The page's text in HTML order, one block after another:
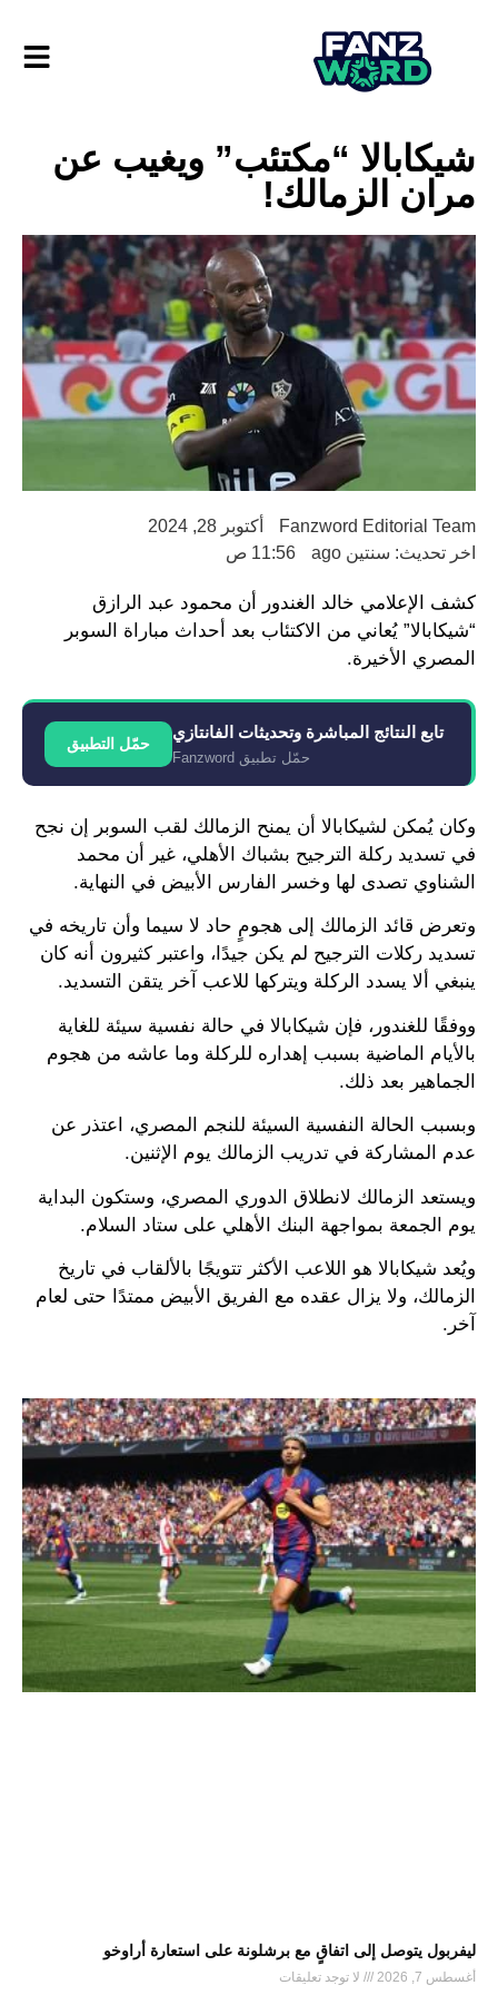
شيكابالا “مكتئب” ويغيب عن
مران الزمالك!
Fanzword Editorial Team
أكتوبر 28, 2024
اخر تحديث: سنتين ago
11:56 ص
كشف الإعلامي خالد الغندور أن محمود عبد الرازق
“شيكابالا” يُعاني من الاكتئاب بعد أحداث مباراة السوبر
المصري الأخيرة.
تابع النتائج المباشرة وتحديثات الفانتازي
حمّل تطبيق Fanzword
حمّل التطبيق
وكان يُمكن لشيكابالا أن يمنح الزمالك لقب السوبر إن نجح
في تسديد ركلة الترجيح بشباك الأهلي، غير أن محمد
الشناوي تصدى لها وخسر الفارس الأبيض في النهاية.
وتعرض قائد الزمالك إلى هجومٍ حاد لا سيما وأن تاريخه في
تسديد ركلات الترجيح لم يكن جيدًا، واعتبر كثيرون أنه كان
ينبغي ألا يسدد الركلة ويتركها للاعب آخر يتقن التسديد.
ووفقًا للغندور، فإن شيكابالا في حالة نفسية سيئة للغاية
بالأيام الماضية بسبب إهداره للركلة وما عاشه من هجوم
الجماهير بعد ذلك.
وبسبب الحالة النفسية السيئة للنجم المصري، اعتذر عن
عدم المشاركة في تدريب الزمالك يوم الإثنين.
ويستعد الزمالك لانطلاق الدوري المصري، وستكون البداية
يوم الجمعة بمواجهة البنك الأهلي على ستاد السلام.
ويُعد شيكابالا هو اللاعب الأكثر تتويجًا بالألقاب في تاريخ
الزمالك، ولا يزال عقده مع الفريق الأبيض ممتدًا حتى لعام
آخر.
ليفربول يتوصل إلى اتفاقٍ مع برشلونة على استعارة أراوخو
أغسطس 7, 2026 لا توجد تعليقات